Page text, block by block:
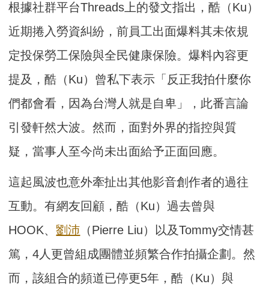
根據社群平台Threads上的發文指出，酷（Ku）
近期捲入勞資糾紛，前員工出面爆料其未依規
定投保勞工保險與全民健康保險。爆料內容更
提及，酷（Ku）曾私下表示「反正我拍什麼你
們都會看，因為台灣人就是自卑」，此番言論
引發軒然大波。然而，面對外界的指控與質
疑，當事人至今尚未出面給予正面回應。
這起風波也意外牽扯出其他影音創作者的過往
互動。有網友回顧，酷（Ku）過去曾與
HOOK、劉沛 （Pierre Liu）以及Tommy交情甚
篤，4人更曾組成團體並頻繁合作拍攝企劃。然
而，該組合的頻道已停更5年，酷（Ku）與